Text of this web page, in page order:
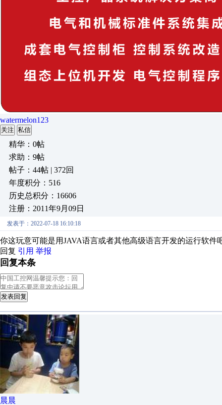
watermelon123
关注 私信
精华：0帖
求助：9帖
帖子：44帖 | 372回
年度积分：516
历史总积分：16606
注册：2011年9月09日
发表于：2022-07-18 16:10:18
你这玩意可能是用JAVA语言或者其他高级语言开发的运行软件
回复 引用 举报
回复本条
发表回复
晨晨